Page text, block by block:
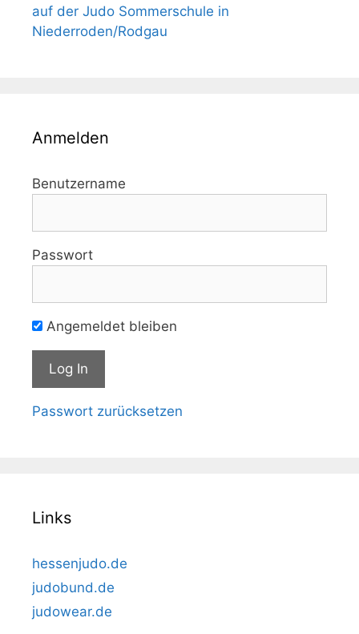
auf der Judo Sommerschule in
Niederroden/Rodgau
Anmelden
Benutzername
Passwort
Angemeldet bleiben
Passwort zurücksetzen
Links
hessenjudo.de
judobund.de
judowear.de